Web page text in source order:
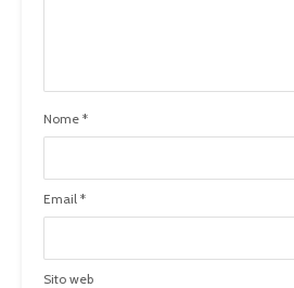
Nome *
Email *
Sito web